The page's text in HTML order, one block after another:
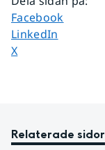
Dela sidan på
Facebook
Dela sidan på
LinkedIn
Dela sidan på
X
Relaterade sidor